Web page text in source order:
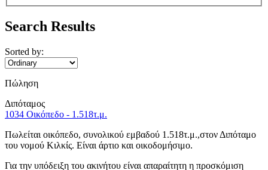
Search Results
Sorted by:
Πώληση
Διπόταμος
1034 Οικόπεδο - 1.518τ.μ.
Πωλείται οικόπεδο, συνολικού εμβαδού 1.518τ.μ.,στον Διπόταμο
του νομού Κιλκίς. Είναι άρτιο και οικοδομήσιμο.
Για την υπόδειξη του ακινήτου είναι απαραίτητη η προσκόμιση